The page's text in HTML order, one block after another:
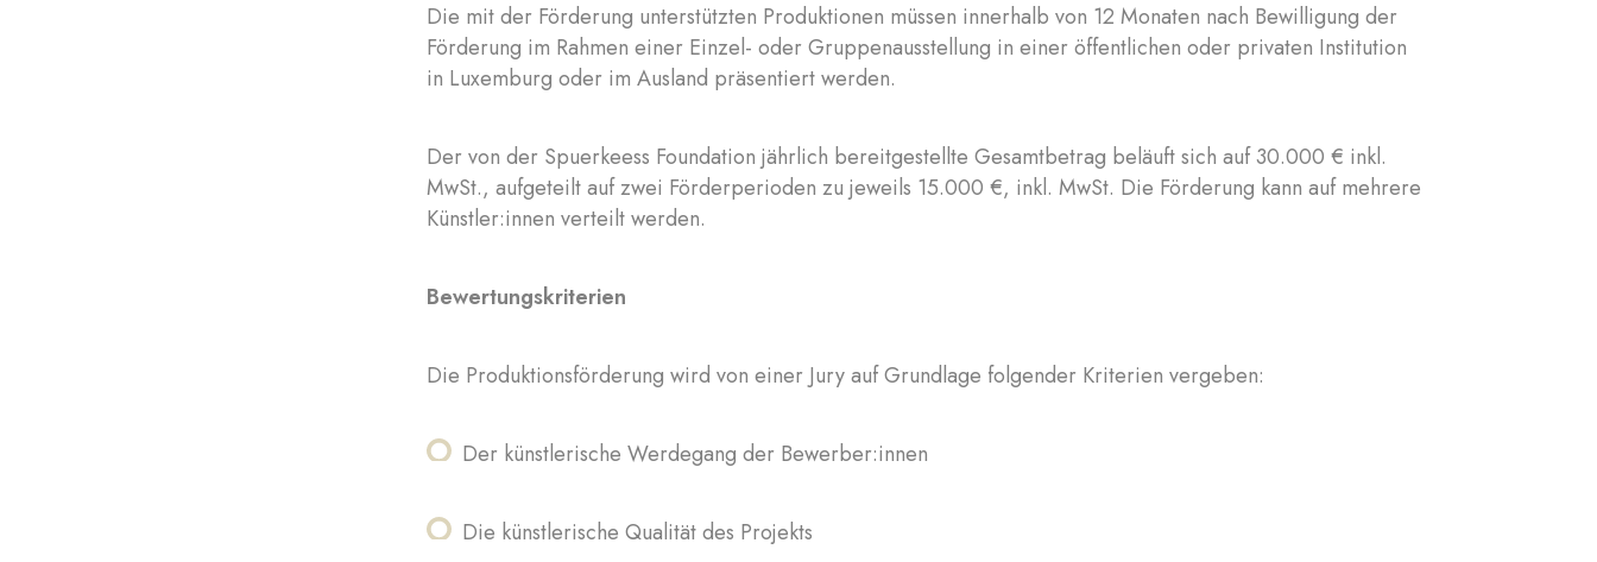
Die mit der Förderung unterstützten Produktionen müssen innerhalb von 12 Monaten nach Bewilligung der
Förderung im Rahmen einer Einzel- oder Gruppenausstellung in einer öffentlichen oder privaten Institution
in Luxemburg oder im Ausland präsentiert werden.
Der von der Spuerkeess Foundation jährlich bereitgestellte Gesamtbetrag beläuft sich auf 30.000 € inkl.
MwSt., aufgeteilt auf zwei Förderperioden zu jeweils 15.000 €, inkl. MwSt. Die Förderung kann auf mehrere
Künstler:innen verteilt werden.
Bewertungskriterien
Die Produktionsförderung wird von einer Jury auf Grundlage folgender Kriterien vergeben:
Der künstlerische Werdegang der Bewerber:innen
Die künstlerische Qualität des Projekts